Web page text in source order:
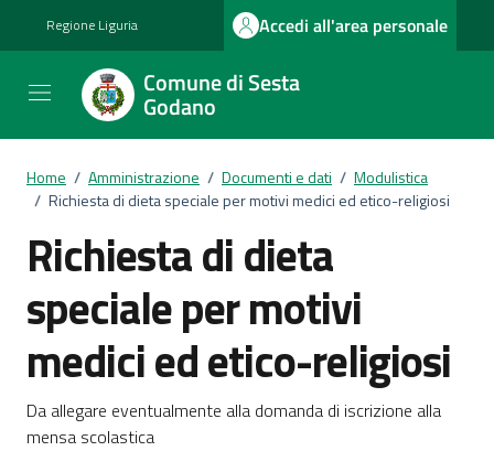
Regione Liguria Accedi all'area personale
Comune di Sesta
Godano
Home / Amministrazione / Documenti e dati / Modulistica
/ Richiesta di dieta speciale per motivi medici ed etico-religiosi
Richiesta di dieta
speciale per motivi
medici ed etico-religiosi
Dettagli del documento
Da allegare eventualmente alla domanda di iscrizione alla
mensa scolastica